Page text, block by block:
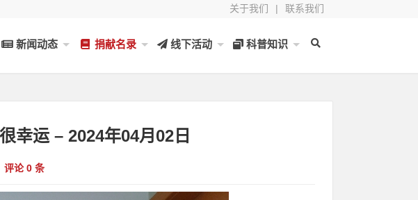
关于我们 | 联系我们
新闻动态 捐献名录 线下活动 科普知识
幸运 – 2024年04月02日
评论 0 条